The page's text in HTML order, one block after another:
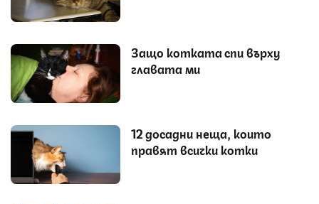
Защо котката спи върху
главата ми
12 досадни неща, които
правят всички котки